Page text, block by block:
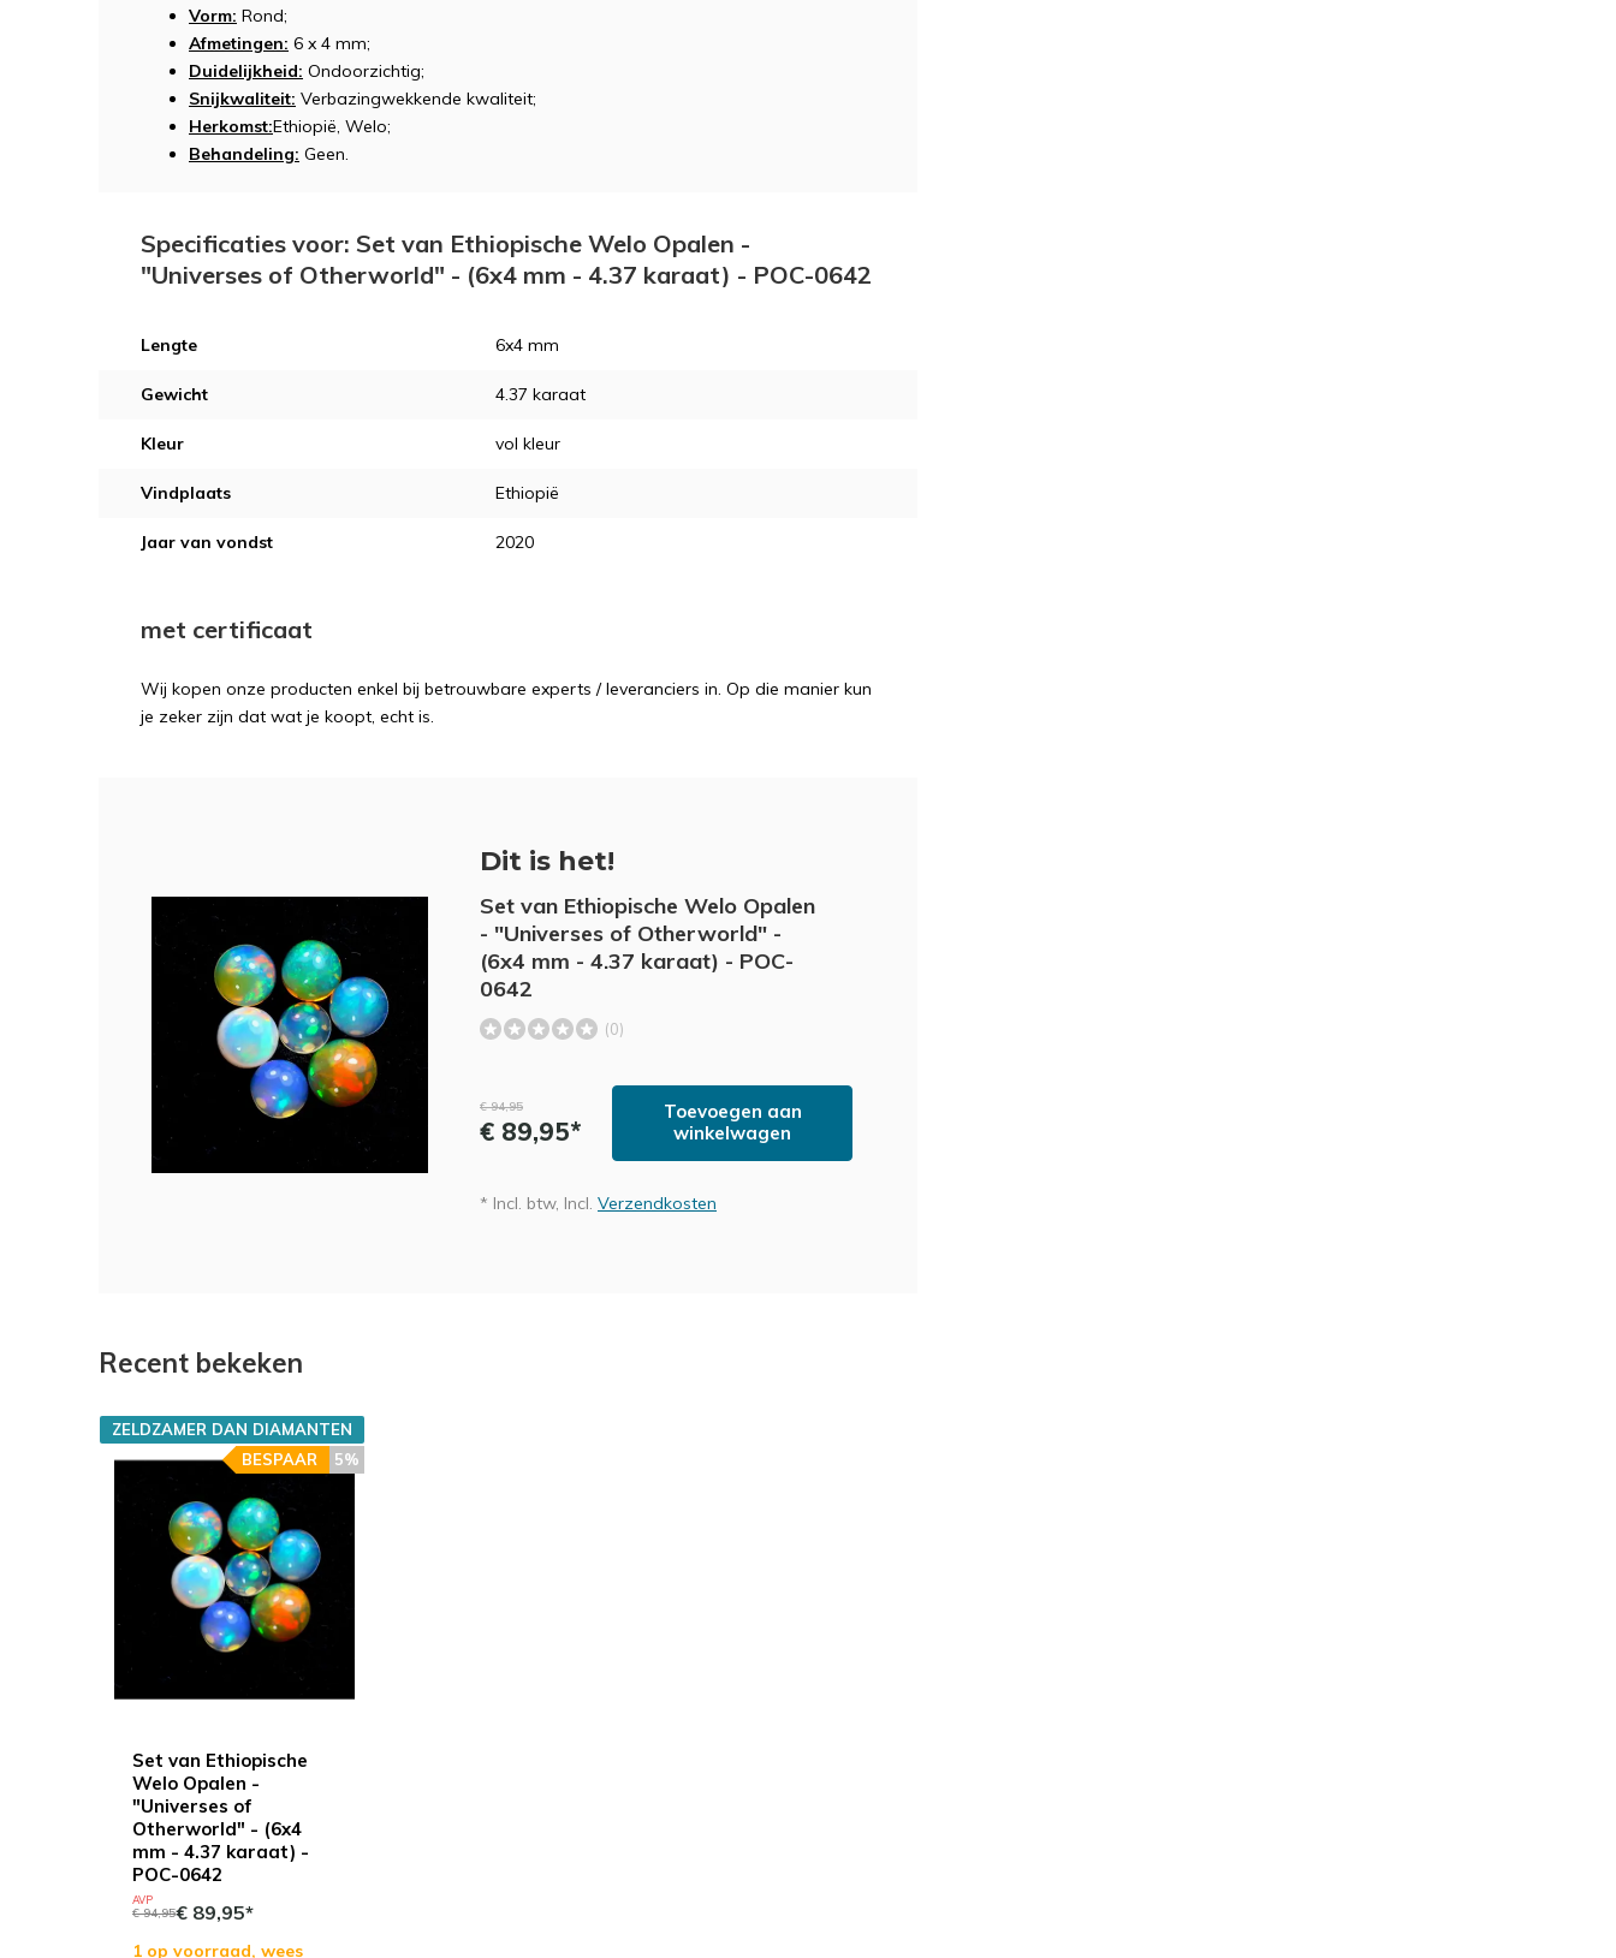
Vorm: Rond;
Afmetingen: 6 x 4 mm;
Duidelijkheid: Ondoorzichtig;
Snijkwaliteit: Verbazingwekkende kwaliteit;
Herkomst:Ethiopië, Welo;
Behandeling: Geen.
Specificaties voor: Set van Ethiopische Welo Opalen -
"Universes of Otherworld" - (6x4 mm - 4.37 karaat) - POC-0642
Lengte 6x4 mm
Gewicht 4.37 karaat
Kleur vol kleur
Vindplaats Ethiopië
Jaar van vondst 2020
met certificaat
Wij kopen onze producten enkel bij betrouwbare experts / leveranciers in. Op die manier kun
je zeker zijn dat wat je koopt, echt is.
Dit is het!
Set van Ethiopische Welo Opalen
- "Universes of Otherworld" -
(6x4 mm - 4.37 karaat) - POC-
0642
(0)
€ 94,95
€ 89,95*
Toevoegen aan
winkelwagen
* Incl. btw, Incl. Verzendkosten
Recent bekeken
Set van Ethiopische
Welo Opalen -
"Universes of
Otherworld" - (6x4
mm - 4.37 karaat) -
POC-0642
ZELDZAMER DAN DIAMANTEN
5%
BESPAAR
AVP
€ 94,95€ 89,95*
1 op voorraad, wees